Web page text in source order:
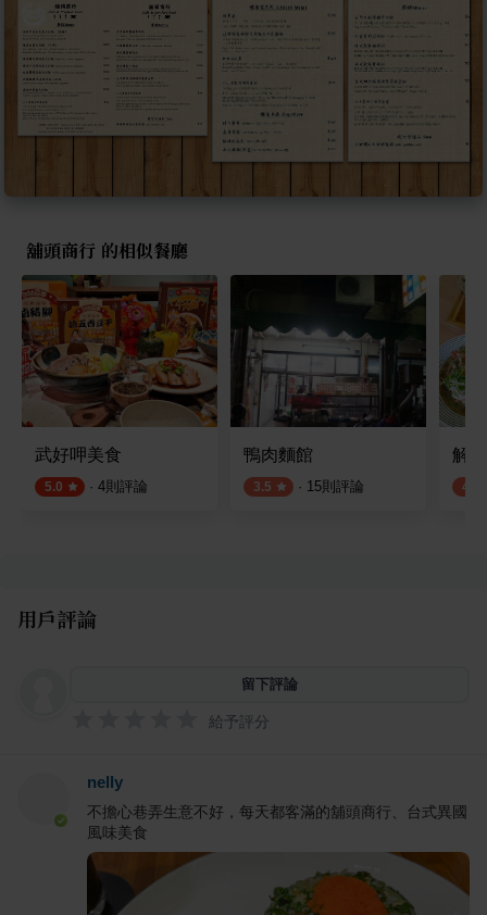
舖頭商行 的相似餐廳
武好呷美食
5.0 · 4則評論
鴨肉麵館
3.5 · 15則評論
解
4.0
用戶評論
留下評論
給予評分
nelly
不擔心巷弄生意不好，每天都客滿的舖頭商行、台式異國
風味美食